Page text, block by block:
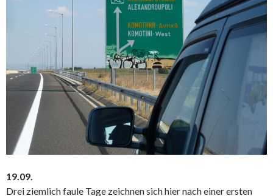
19.09.
Drei ziemlich faule Tage zeichnen sich hier nach einer ersten